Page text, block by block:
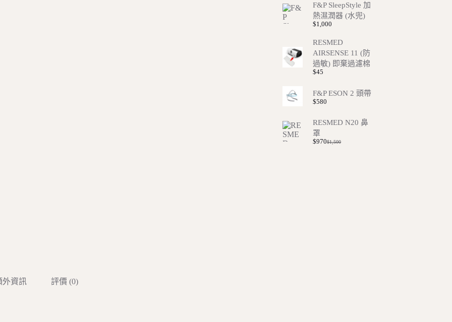
外資訊 評價 (0)
F&P SleepStyle 加
熱濕潤器 (水兜)
$1,000
RESMED
AIRSENSE 11 (防
過敏) 即棄過濾棉
$45
F&P ESON 2 頭帶
$580
RESMED N20 鼻
罩
$1,500
Original
$970Current